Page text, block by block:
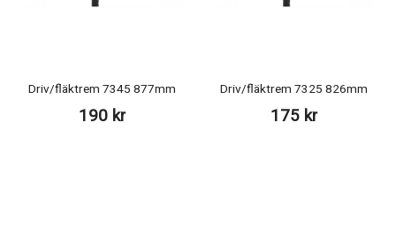
Driv/fläktrem 7345 877mm
190 kr
Driv/fläktrem 7325 826mm
175 kr